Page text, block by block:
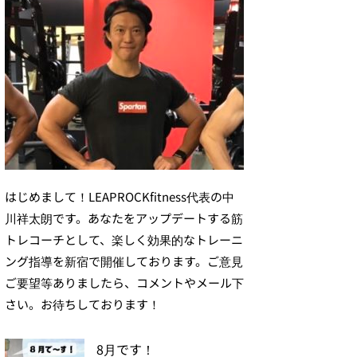
はじめまして！LEAPROCKfitness代表の中
川祥太朗です。あなたをアップデートする筋
トレコーチとして、楽しく効果的なトレーニ
ング指導を新宿で開催しております。ご意見
ご要望等ありましたら、コメントやメール下
さい。お待ちしております！
8月です！